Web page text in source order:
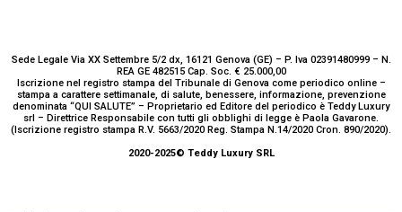
Sede Legale Via XX Settembre 5/2 dx, 16121 Genova (GE) – P. Iva 02391480999 – N.
REA GE 482515 Cap. Soc. € 25.000,00
Iscrizione nel registro stampa del Tribunale di Genova come periodico online –
stampa a carattere settimanale, di salute, benessere, informazione, prevenzione
denominata “QUI SALUTE” – Proprietario ed Editore del periodico è Teddy Luxury
srl – Direttrice Responsabile con tutti gli obblighi di legge è Paola Gavarone.
(Iscrizione registro stampa R.V. 5663/2020 Reg. Stampa N.14/2020 Cron. 890/2020).
2020-2025© Teddy Luxury SRL